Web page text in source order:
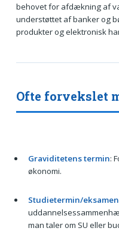
behovet for afdækning af
understøttet af banker og
produkter og elektronisk
Ofte forvekslet
Graviditetens termin:
økonomi.
Studietermin/
man taler om SU eller